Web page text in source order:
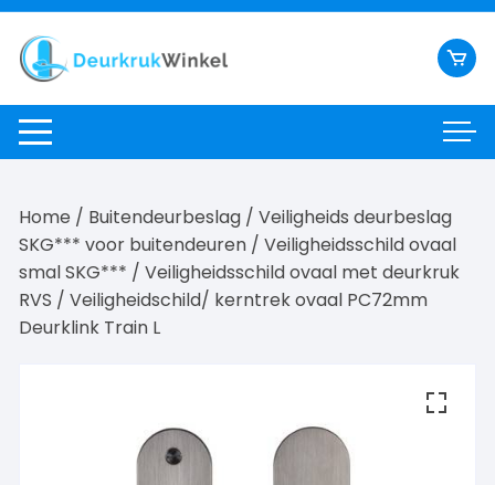
Ga
naar
inhoud
Home / Buitendeurbeslag /Veiligheids deurbeslag
SKG*** voor buitendeuren /Veiligheidsschild ovaal
smal SKG*** /Veiligheidsschild ovaal met deurkruk
RVS / Veiligheidschild/ kerntrek ovaal PC72mm
Deurklink Train L